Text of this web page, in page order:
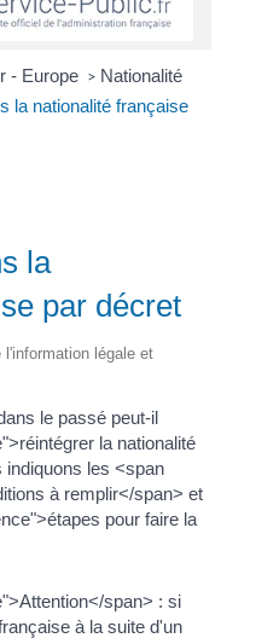
- Europe > Nationalité
la nationalité française
la
par décret
légale et
le passé peut-il
la nationalité
les <span
à remplir</span> et
pour faire la
span> : si
à la suite d'un